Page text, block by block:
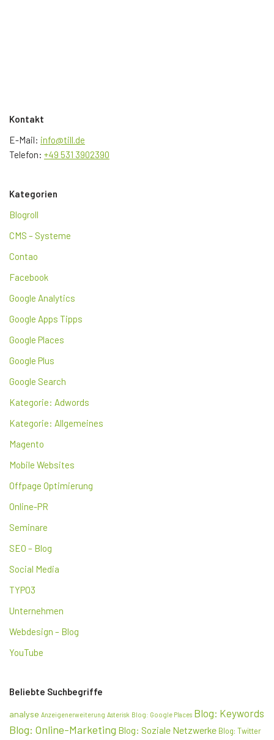
Kontakt
E-Mail: info@till.de
Telefon: +49 531 3902390
Kategorien
Blogroll
CMS – Systeme
Contao
Facebook
Google Analytics
Google Apps Tipps
Google Places
Google Plus
Google Search
Kategorie: Adwords
Kategorie: Allgemeines
Magento
Mobile Websites
Offpage Optimierung
Online-PR
Seminare
SEO – Blog
Social Media
TYPO3
Unternehmen
Webdesign – Blog
YouTube
Beliebte Suchbegriffe
analyse Anzeigenerweiterung Asterisk Blog: Google Places Blog: Keywords
Blog: Online-Marketing Blog: Soziale Netzwerke Blog: Twitter